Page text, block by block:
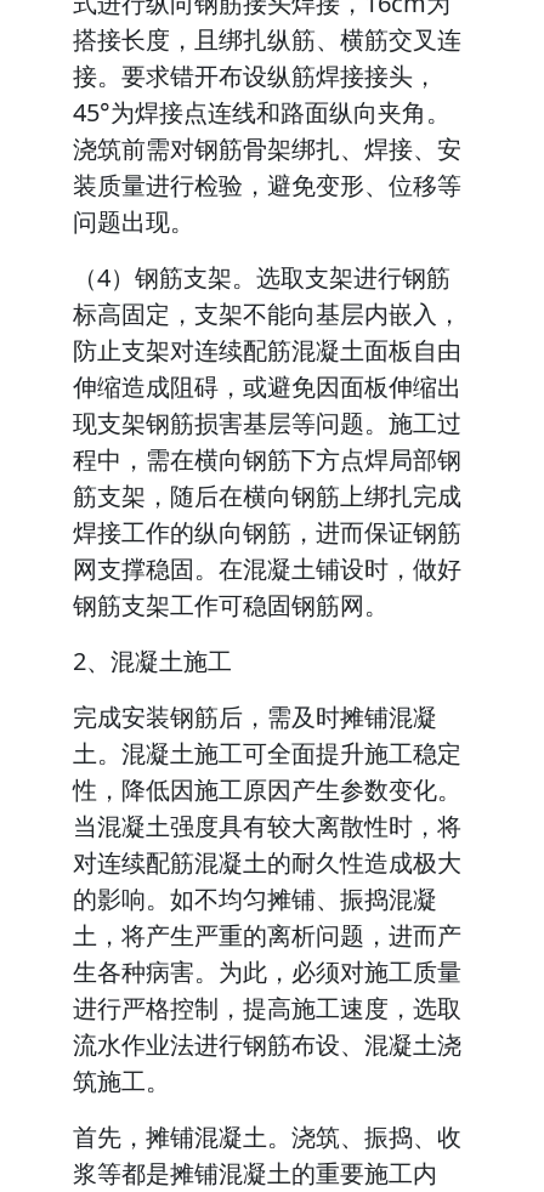
搭接长度，且绑扎纵筋、横筋交叉连
接。要求错开布设纵筋焊接接头，
45°为焊接点连线和路面纵向夹角。
浇筑前需对钢筋骨架绑扎、焊接、安
装质量进行检验，避免变形、位移等
问题出现。
（4）钢筋支架。选取支架进行钢筋
标高固定，支架不能向基层内嵌入，
防止支架对连续配筋混凝土面板自由
伸缩造成阻碍，或避免因面板伸缩出
现支架钢筋损害基层等问题。施工过
程中，需在横向钢筋下方点焊局部钢
筋支架，随后在横向钢筋上绑扎完成
焊接工作的纵向钢筋，进而保证钢筋
网支撑稳固。在混凝土铺设时，做好
钢筋支架工作可稳固钢筋网。
2、混凝土施工
完成安装钢筋后，需及时摊铺混凝
土。混凝土施工可全面提升施工稳定
性，降低因施工原因产生参数变化。
当混凝土强度具有较大离散性时，将
对连续配筋混凝土的耐久性造成极大
的影响。如不均匀摊铺、振捣混凝
土，将产生严重的离析问题，进而产
生各种病害。为此，必须对施工质量
进行严格控制，提高施工速度，选取
流水作业法进行钢筋布设、混凝土浇
筑施工。
首先，摊铺混凝土。浇筑、振捣、收
浆等都是摊铺混凝土的重要施工内